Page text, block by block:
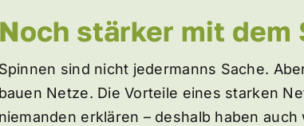
Noch stärker mit dem
Spinnen sind nicht jedermanns Sache.
bauen Netze. Die Vorteile eines starken
niemanden erklären – deshalb haben